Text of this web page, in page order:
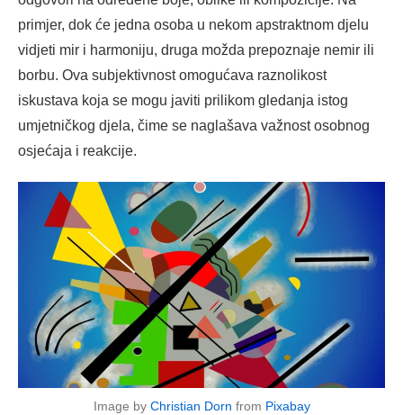
primjer, dok će jedna osoba u nekom apstraktnom djelu
vidjeti mir i harmoniju, druga možda prepoznaje nemir ili
borbu. Ova subjektivnost omogućava raznolikost
iskustava koja se mogu javiti prilikom gledanja istog
umjetničkog djela, čime se naglašava važnost osobnog
osjećaja i reakcije.
Image by Christian Dorn from Pixabay